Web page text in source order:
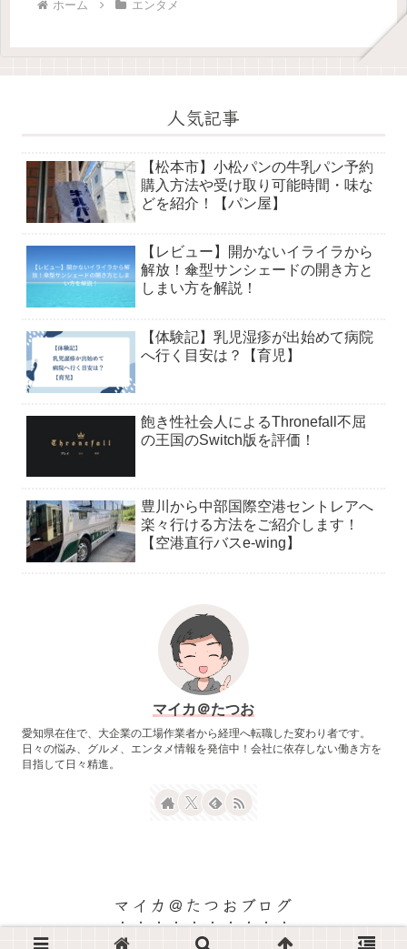
ホーム エンタメ
人気記事
【松本市】小松パンの牛乳パン予約
購入方法や受け取り可能時間・味な
どを紹介！【パン屋】
【レビュー】開かないイライラから
解放！傘型サンシェードの開き方と
しまい方を解説！
【体験記】乳児湿疹が出始めて病院
へ行く目安は？【育児】
飽き性社会人によるThronefall不屈
の王国のSwitch版を評価！
豊川から中部国際空港セントレアへ
楽々行ける方法をご紹介します！
【空港直行バスe-wing】
マイカ＠たつお
愛知県在住で、大企業の工場作業者から経理へ転職した変わり者です。
日々の悩み、グルメ、エンタメ情報を発信中！会社に依存しない働き方を
目指して日々精進。
マイカ＠たつおブログ
© 2022 マイカ＠たつおブログ.